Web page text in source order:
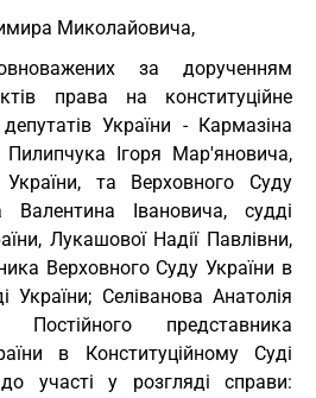
Миколайовича,
за дорученням
права на конституційне
України - Кармазіна
Пилипчука Ігоря Мар'яновича,
України, та Верховного Суду
Івановича, судді
Лукашової Надії Павлівни,
Верховного Суду України в
України; Селіванова Анатолія
представника
в Конституційному Суді
участі у розгляді справи: